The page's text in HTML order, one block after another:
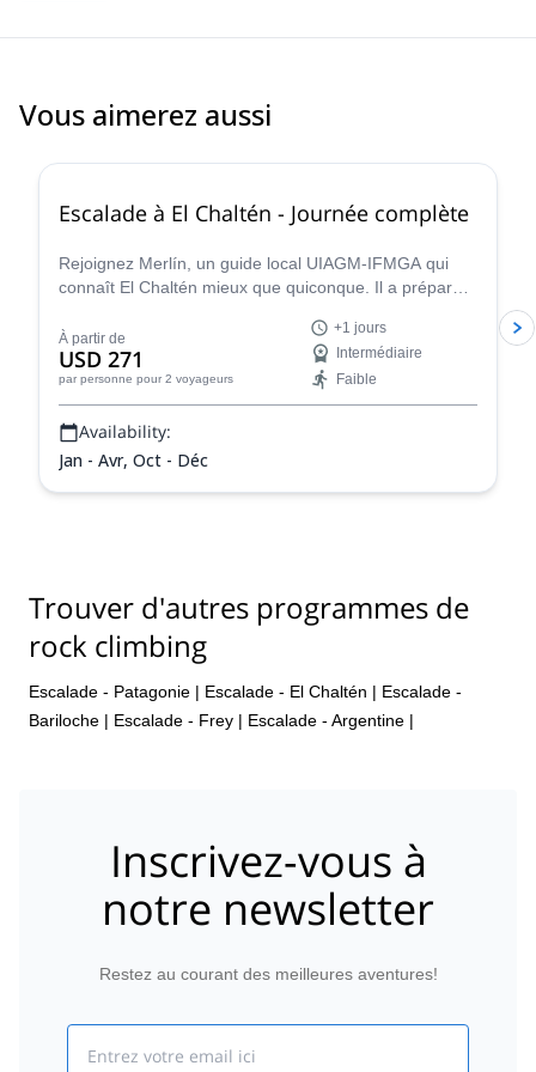
Vous aimerez aussi
Escalade à El Chaltén - Journée complète
Rejoignez Merlín, un guide local UIAGM-IFMGA qui
connaît El Chaltén mieux que quiconque. Il a préparé
votre niveau !
À partir de
USD 271
par personne pour 2 voyageurs
+1 jours
Intermédiaire
Faible
Availability:
Jan - Avr, Oct - Déc
Trouver d'autres programmes de
rock climbing
Escalade - Patagonie | Escalade - El Chaltén | Escalade -
Bariloche | Escalade - Frey | Escalade - Argentine |
Inscrivez-vous à
notre newsletter
Restez au courant des meilleures aventures!